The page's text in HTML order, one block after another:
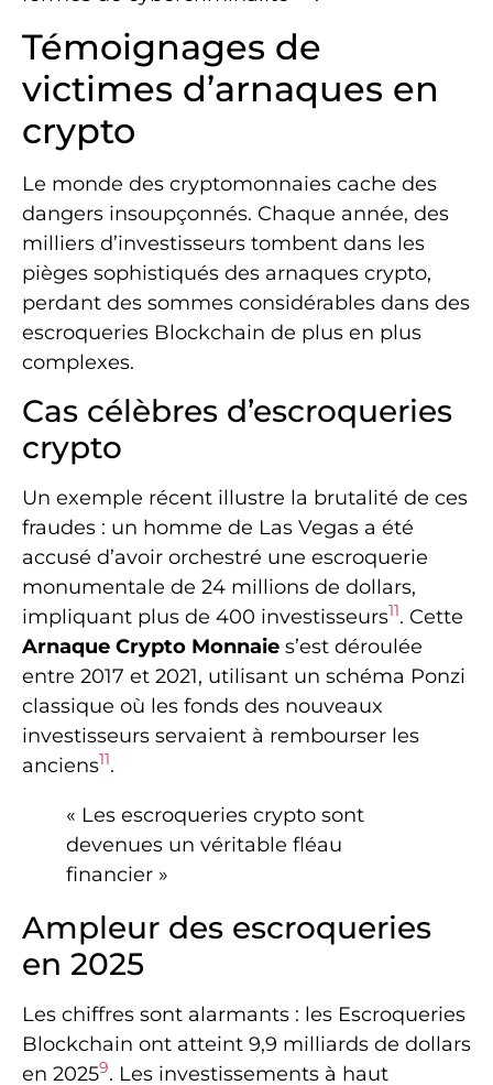
Témoignages de
victimes d’arnaques en
crypto
Le monde des cryptomonnaies cache des
dangers insoupçonnés. Chaque année, des
milliers d’investisseurs tombent dans les
pièges sophistiqués des arnaques crypto,
perdant des sommes considérables dans des
escroqueries Blockchain de plus en plus
complexes.
Cas célèbres d’escroqueries
crypto
Un exemple récent illustre la brutalité de ces
fraudes : un homme de Las Vegas a été
accusé d’avoir orchestré une escroquerie
monumentale de 24 millions de dollars,
impliquant plus de 400 investisseurs11. Cette
Arnaque Crypto Monnaie s’est déroulée
entre 2017 et 2021, utilisant un schéma Ponzi
classique où les fonds des nouveaux
investisseurs servaient à rembourser les
anciens11.
« Les escroqueries crypto sont
devenues un véritable fléau
financier »
Ampleur des escroqueries
en 2025
Les chiffres sont alarmants : les Escroqueries
Blockchain ont atteint 9,9 milliards de dollars
en 20259. Les investissements à haut